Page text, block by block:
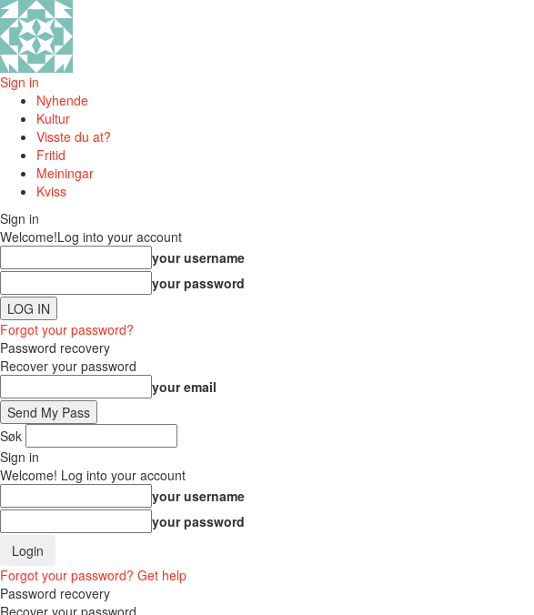
Sign in
Nyhende
Kultur
Visste du at?
Fritid
Meiningar
Kviss
Sign in
Welcome!Log into your account
your username
your password
Forgot your password?
Password recovery
Recover your password
your email
Søk
Sign in
Welcome! Log into your account
your username
your password
Forgot your password? Get help
Password recovery
Recover your password